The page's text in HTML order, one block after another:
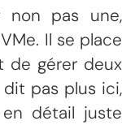
non pas une,
Il se place
de gérer deux
dit pas plus ici,
détail juste